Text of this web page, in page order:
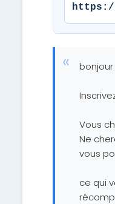
https://
bonjour
Vous
Ne
vous
ce qui